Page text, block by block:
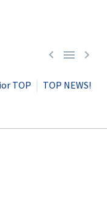
  
TOP
TOP NEWS!